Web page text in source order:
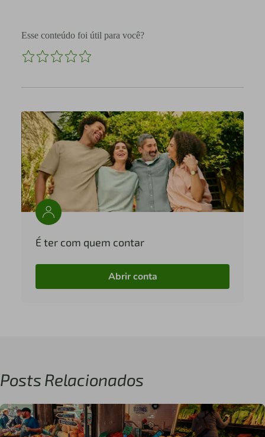
Esse conteúdo foi útil para você?
É ter com quem contar
Abrir conta
Posts Relacionados